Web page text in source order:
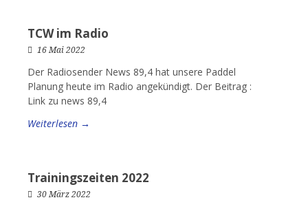
TCW im Radio
16 Mai 2022
Der Radiosender News 89,4 hat unsere Paddel
Planung heute im Radio angekündigt. Der Beitrag :
Link zu news 89,4
Weiterlesen →
Trainingszeiten 2022
30 März 2022